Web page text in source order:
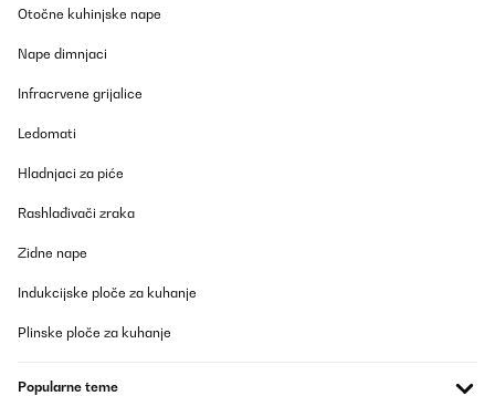
Nice, clean looking cooker hood.Did the job well.
Amazon user
Prevedi
Parfait
Utilisateur d'Amazon
Prevedi
Otočne kuhinjske nape
Nape dimnjaci
Infracrvene grijalice
Ledomati
Hladnjaci za piće
Rashlađivači zraka
Zidne nape
Indukcijske ploče za kuhanje
Plinske ploče za kuhanje
Popularne teme